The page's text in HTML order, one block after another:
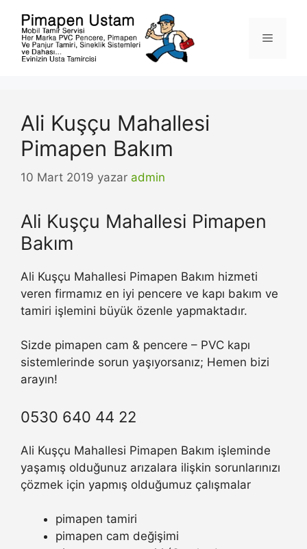
Menü
Ali Kuşçu Mahallesi
Pimapen Bakım
10 Mart 2019 yazar admin
Ali Kuşçu Mahallesi Pimapen
Bakım
Ali Kuşçu Mahallesi Pimapen Bakım hizmeti
veren firmamız en iyi pencere ve kapı bakım ve
tamiri işlemini büyük özenle yapmaktadır.
Sizde pimapen cam & pencere – PVC kapı
sistemlerinde sorun yaşıyorsanız; Hemen bizi
arayın!
0530 640 44 22
Ali Kuşçu Mahallesi Pimapen Bakım işleminde
yaşamış olduğunuz arızalara ilişkin sorunlarınızı
çözmek için yapmış olduğumuz çalışmalar
pimapen tamiri
pimapen cam değişimi